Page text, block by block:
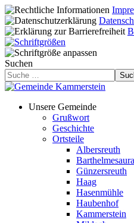
Suchen
Unsere Gemeinde
Grußwort
Geschichte
Ortsteile
Albersreuth
Günzersreuth
Haag
Hasenmühle
Haubenhof
Kammerstein